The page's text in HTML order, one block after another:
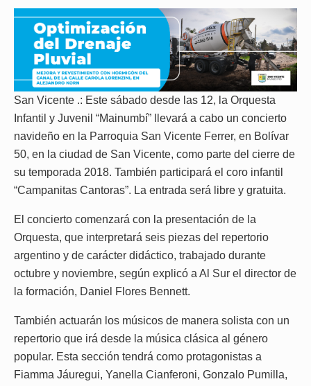
San Vicente .: Este sábado desde las 12, la Orquesta
Infantil y Juvenil “Mainumbí” llevará a cabo un concierto
navideño en la Parroquia San Vicente Ferrer, en Bolívar
50, en la ciudad de San Vicente, como parte del cierre de
su temporada 2018. También participará el coro infantil
“Campanitas Cantoras”. La entrada será libre y gratuita.
El concierto comenzará con la presentación de la
Orquesta, que interpretará seis piezas del repertorio
argentino y de carácter didáctico, trabajado durante
octubre y noviembre, según explicó a Al Sur el director de
la formación, Daniel Flores Bennett.
También actuarán los músicos de manera solista con un
repertorio que irá desde la música clásica al género
popular. Esta sección tendrá como protagonistas a
Fiamma Jáuregui, Yanella Cianferoni, Gonzalo Pumilla,